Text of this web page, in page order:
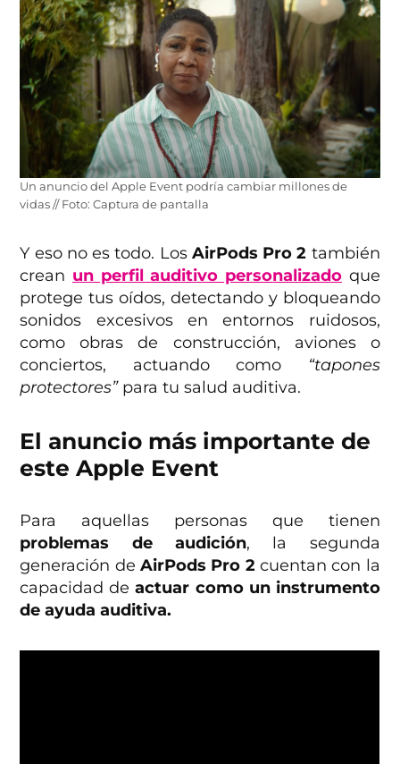
Un anuncio del Apple Event podría cambiar millones de
vidas // Foto: Captura de pantalla
Y eso no es todo. Los AirPods Pro 2 también
crean un perfil auditivo personalizadoque
protege tus oídos, detectando y bloqueando
sonidos excesivos en entornos ruidosos,
como obras de construcción, aviones o
conciertos, actuando como
“tapones
protectores”para tu salud auditiva.
El anuncio más importante de
este Apple Event
Para aquellas personas que tienen
problemas de audición, la segunda
generación deAirPods Pro 2cuentan con la
capacidad deactuar como un instrumento
de ayuda auditiva.